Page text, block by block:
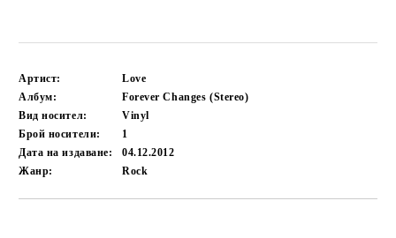
Артист:
Love
Албум:
Forever Changes (Stereo)
Вид носител:
Vinyl
Брой носители:
1
Дата на издаване:
04.12.2012
Жанр:
Rock